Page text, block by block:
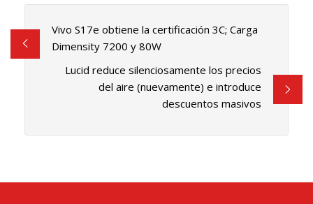
Vivo S17e obtiene la certificación 3C; Carga
Dimensity 7200 y 80W
Lucid reduce silenciosamente los precios
del aire (nuevamente) e introduce
descuentos masivos